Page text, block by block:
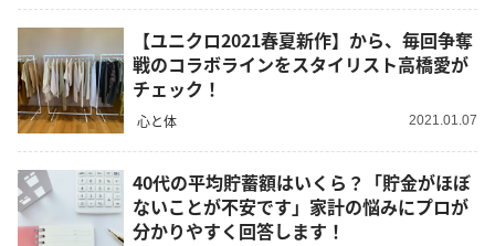
【ユニクロ2021春夏新作】から、毎回争奪
戦のコラボラインをスタイリスト高橋愛が
チェック！
心と体 2021.01.07
40代の平均貯蓄額はいくら？「貯金がほぼ
ないことが不安です」家計の悩みにプロが
分かりやすく回答します！